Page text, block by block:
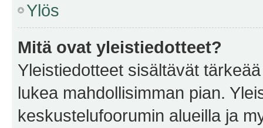
Ylös
Mitä ovat yleistiedotteet?
Yleistiedotteet sisältävät
lukea mahdollisimman pian.
keskustelufoorumin alueilla ja